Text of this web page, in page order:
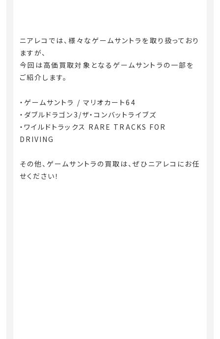
ニアレコでは、様々なゲームサントラを取り扱っており
ますが、
今回は高価買取対象となるゲームサントラの一部を
ご紹介します。
・ゲームサントラ / マリオカート64
・ダブルドラゴン3/ザ・コンバットライブズ
・ワイルドトラックス RARE TRACKS FOR
DRIVING
その他、ゲームサントラの買取は、ぜひニアレコにお任
せください！